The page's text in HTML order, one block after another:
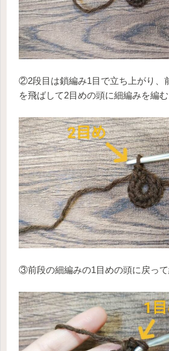
②2段目は鎖編み1目で立ち上がり、
を飛ばして2目めの頭に細編みを編む
③前段の細編みの1目めの頭に戻って